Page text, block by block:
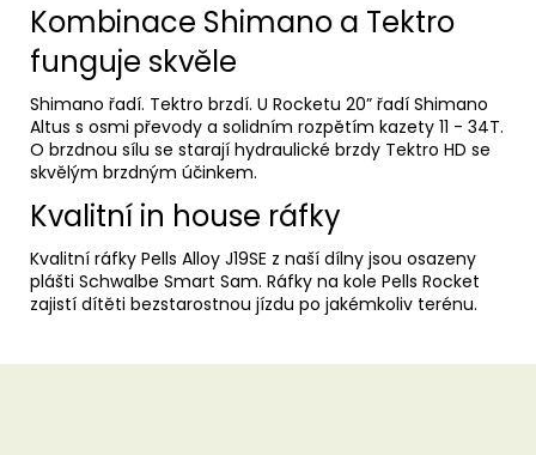
Kombinace Shimano a Tektro
funguje skvěle
Shimano řadí. Tektro brzdí. U Rocketu 20” řadí Shimano
Altus s osmi převody a solidním rozpětím kazety 11 - 34T.
O brzdnou sílu se starají hydraulické brzdy Tektro HD se
skvělým brzdným účinkem.
Kvalitní in house ráfky
Kvalitní ráfky Pells Alloy J19SE z naší dílny jsou osazeny
plášti Schwalbe Smart Sam. Ráfky na kole Pells Rocket
zajistí dítěti bezstarostnou jízdu po jakémkoliv terénu.